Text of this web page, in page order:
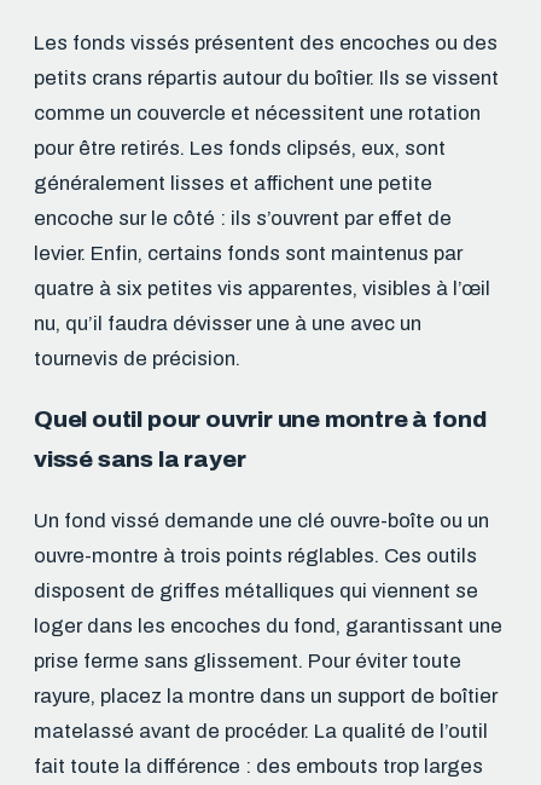
Les fonds vissés présentent des encoches ou des
petits crans répartis autour du boîtier. Ils se vissent
comme un couvercle et nécessitent une rotation
pour être retirés. Les fonds clipsés, eux, sont
généralement lisses et affichent une petite
encoche sur le côté : ils s’ouvrent par effet de
levier. Enfin, certains fonds sont maintenus par
quatre à six petites vis apparentes, visibles à l’œil
nu, qu’il faudra dévisser une à une avec un
tournevis de précision.
Quel outil pour ouvrir une montre à fond
vissé sans la rayer
Un fond vissé demande une clé ouvre-boîte ou un
ouvre-montre à trois points réglables. Ces outils
disposent de griffes métalliques qui viennent se
loger dans les encoches du fond, garantissant une
prise ferme sans glissement. Pour éviter toute
rayure, placez la montre dans un support de boîtier
matelassé avant de procéder. La qualité de l’outil
fait toute la différence : des embouts trop larges